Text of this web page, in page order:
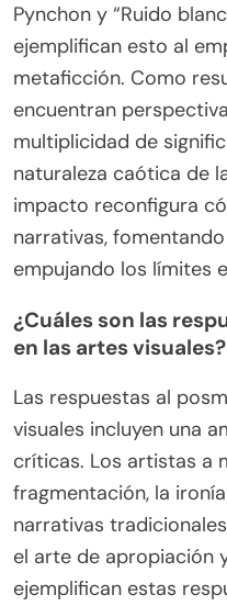
Pynchon y “Ruido
ejemplifican esto al
metaficción. Como
encuentran
multiplicidad de
naturaleza caótica de
impacto reconfigura
narrativas,
empujando los límites
¿Cuáles son las
en las artes visuales?
Las respuestas al
visuales incluyen una
críticas. Los artistas a
fragmentación, la
narrativas
el arte de apropiación
ejemplifican estas